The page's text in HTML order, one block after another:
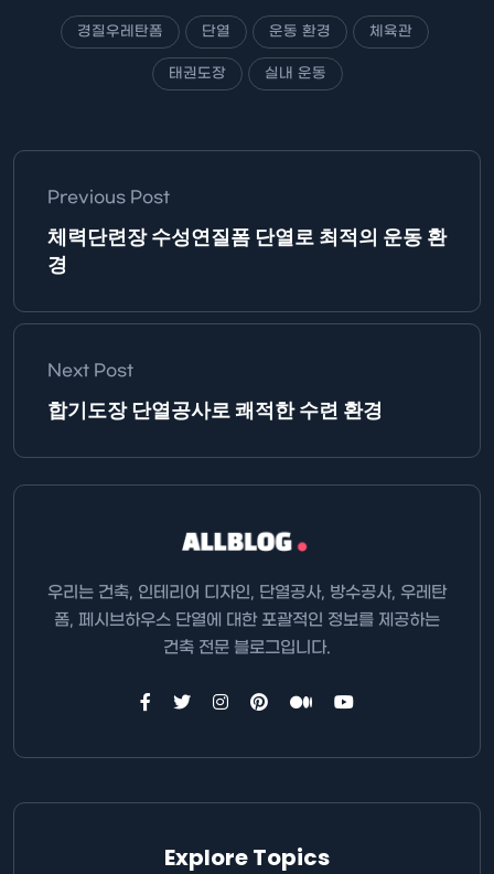
경질우레탄폼 단열 운동 환경 체육관
태권도장 실내 운동
Previous Post
체력단련장 수성연질폼 단열로 최적의 운동 환
경
Next Post
합기도장 단열공사로 쾌적한 수련 환경
우리는 건축, 인테리어 디자인, 단열공사, 방수공사, 우레탄
폼, 페시브하우스 단열에 대한 포괄적인 정보를 제공하는
건축 전문 블로그입니다.
Explore Topics